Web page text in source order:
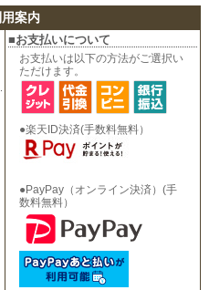
案内
■お支払いについて
お支払いは以下の方法がご選択い
ただけます。
●楽天ID決済(手数料無料）
●PayPay（オンライン決済）(手
数料無料）